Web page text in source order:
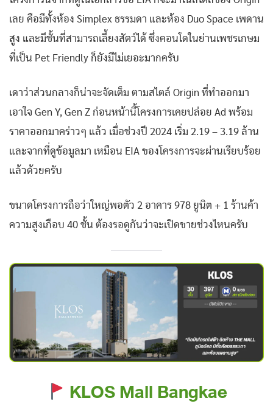
เลย คือมีทั้งห้อง Simplex ธรรมดา และห้อง Duo Space เพดาน
สูง และมีชั้นที่สามารถเลี้ยงสัตว์ได้ ซึ่งคอนโดในย่านเพชรเกษม
ที่เป็น Pet Friendly ก็ยังมีไม่เยอะมากครับ
เดาว่าส่วนกลางก็น่าจะจัดเต็ม ตามสไตล์ Origin ที่ทำออกมา
เอาใจ Gen Y, Gen Z ก่อนหน้านี้โครงการเคยปล่อย Ad พร้อม
ราคาออกมาคร่าวๆ แล้ว เมื่อช่วงปี 2024 เริ่ม 2.19 – 3.19 ล้าน
และจากที่ดูข้อมูลมา เหมือน EIA ของโครงการจะผ่านเรียบร้อย
แล้วด้วยครับ
ขนาดโครงการถือว่าใหญ่พอตัว 2 อาคาร 978 ยูนิต + 1 ร้านค้า
ความสูงเกือบ 40 ชั้น ต้องรอดูกันว่าจะเปิดขายช่วงไหนครับ
KLOS Mall Bangkae